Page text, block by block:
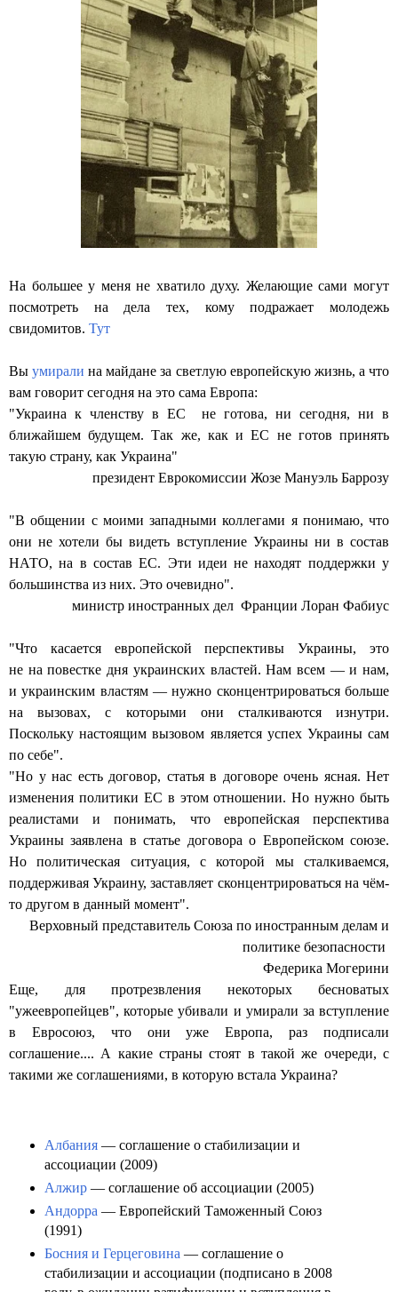
На большее у меня не хватило духу. Желающие сами могут
посмотреть на дела тех, кому подражает молодежь
свидомитов. Тут
Выумирали на майдане за светлую европейскую жизнь, а что
вам говорит сегодня на это сама Европа:
"Украина к членству в ЕС не готова, ни сегодня, ни в
ближайшем будущем. Так же, как и ЕС не готов принять
такую страну, как Украина"
президент Еврокомиссии Жозе Мануэль Баррозу
"В общении с моими западными коллегами я понимаю, что
они не хотели бы видеть вступление Украины ни в состав
НАТО, на в состав ЕС. Эти идеи не находят поддержки у
большинства из них. Это очевидно".
министр иностранных дел Франции Лоран Фабиус
"Что касается европейской перспективы Украины, это
не на повестке дня украинских властей. Нам всем — и нам,
и украинским властям — нужно сконцентрироваться больше
на вызовах, с которыми они сталкиваются изнутри.
Поскольку настоящим вызовом является успех Украины сам
по себе".
"Но у нас есть договор, статья в договоре очень ясная. Нет
изменения политики ЕС в этом отношении. Но нужно быть
реалистами и понимать, что европейская перспектива
Украины заявлена в статье договора о Европейском союзе.
Но политическая ситуация, с которой мы сталкиваемся,
поддерживая Украину, заставляет сконцентрироваться на чём-
то другом в данный момент".
Верховный представитель Союза по иностранным делам и
политике безопасности
Федерика Могерини
Еще, для протрезвления некоторых бесноватых
"ужеевропейцев", которые убивали и умирали за вступление
в Евросоюз, что они уже Европа, раз подписали
соглашение.... А какие страны стоят в такой же очереди, с
такими же соглашениями, в которую встала Украина?
Албания — соглашение о стабилизации и
ассоциации (2009)
Алжир — соглашение об ассоциации (2005)
Андорра — Европейский Таможенный Союз
(1991)
Босния и Герцеговина — соглашение о
стабилизации и ассоциации (подписано в 2008